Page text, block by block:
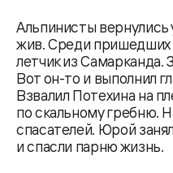
Альпинисты
жив. Среди пришедших
летчик из Самарканда.
Вот он-то и выполнил
Взвалил Потехина на
по скальному гребню.
спасателей. Юрой
и спасли парню жизнь.